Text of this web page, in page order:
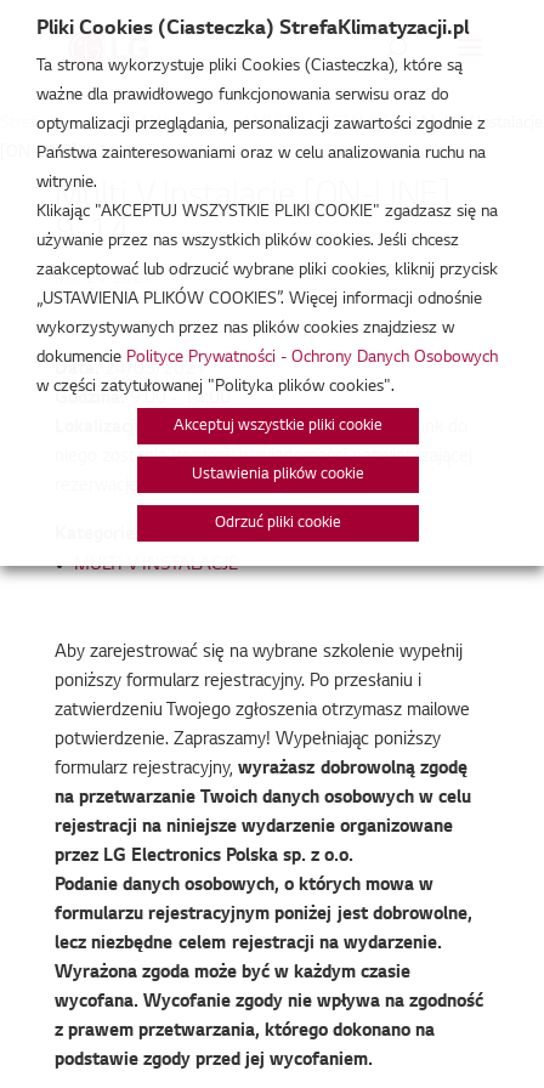
Strefa Klimatyzacji /Wydarzenia/MULTI V INSTALACJE/Multi V Instalacje
[ON-LINE] 9-14
Multi V Instalacje [ON-LINE]
9-14
mar 24, 2021
24/03/2021
Godzina:9:00 - 14:00
To wydarzenie odbywa się online. Link do
niego zostanie wysłany w wiadomości potwierdzającej
MULTI V INSTALACJE
Aby zarejestrować się na wybrane szkolenie wypełnij
poniższy formularz rejestracyjny. Po przesłaniu i
zatwierdzeniu Twojego zgłoszenia otrzymasz mailowe
potwierdzenie. Zapraszamy! Wypełniając poniższy
formularz rejestracyjny, wyrażasz dobrowolną zgodę
na przetwarzanie Twoich danych osobowych w celu
rejestracji na niniejsze wydarzenie organizowane
przez LG Electronics Polska sp. z o.o.
Podanie danych osobowych, o których mowa w
formularzu rejestracyjnym poniżej jest dobrowolne,
lecz niezbędne celem rejestracji na wydarzenie.
Wyrażona zgoda może być w każdym czasie
wycofana. Wycofanie zgody nie wpływa na zgodność
z prawem przetwarzania, którego dokonano na
podstawie zgody przed jej wycofaniem.
Pliki Cookies (Ciasteczka) StrefaKlimatyzacji.pl
Ta strona wykorzystuje pliki Cookies (Ciasteczka), które są
ważne dla prawidłowego funkcjonowania serwisu oraz do
optymalizacji przeglądania, personalizacji zawartości zgodnie z
Państwa zainteresowaniami oraz w celu analizowania ruchu na
witrynie.
Klikając "AKCEPTUJ WSZYSTKIE PLIKI COOKIE" zgadzasz się na
używanie przez nas wszystkich plików cookies. Jeśli chcesz
zaakceptować lub odrzucić wybrane pliki cookies, kliknij przycisk
„USTAWIENIA PLIKÓW COOKIES”. Więcej informacji odnośnie
wykorzystywanych przez nas plików cookies znajdziesz w
dokumencie Polityce Prywatności - Ochrony Danych Osobowych
w części zatytułowanej "Polityka plików cookies".
Akceptuj wszystkie pliki cookie
Ustawienia plików cookie
Odrzuć pliki cookie